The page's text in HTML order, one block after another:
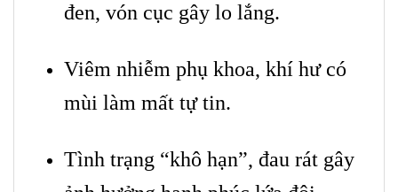
đen, vón cục gây lo lắng.
Viêm nhiễm phụ khoa, khí hư có
mùi làm mất tự tin.
Tình trạng “khô hạn”, đau rát gây